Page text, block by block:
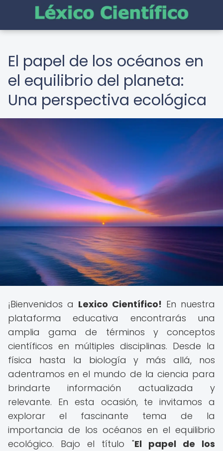
El papel de los océanos en
el equilibrio del planeta:
Una perspectiva ecológica
¡Bienvenidos a Lexico Científico! En nuestra
plataforma educativa encontrarás una
amplia gama de términos y conceptos
científicos en múltiples disciplinas. Desde la
física hasta la biología y más allá, nos
adentramos en el mundo de la ciencia para
brindarte información actualizada y
relevante. En esta ocasión, te invitamos a
explorar el fascinante tema de la
importancia de los océanos en el equilibrio
ecológico. Bajo el título "El papel de los